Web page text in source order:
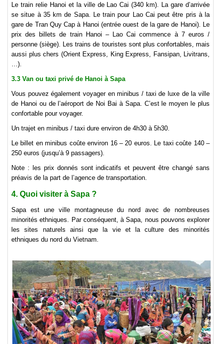
Le train relie Hanoi et la ville de Lao Cai (340 km). La gare d’arrivée
se situe à 35 km de Sapa. Le train pour Lao Cai peut être pris à la
gare de Tran Quy Cap à Hanoi (entrée ouest de la gare de Hanoi). Le
prix des billets de train Hanoi – Lao Cai commence à 7 euros /
personne (siège). Les trains de touristes sont plus confortables, mais
aussi plus chers (Orient Express, King Express, Fansipan, Livitrans,
…).
3.3 Van ou taxi privé de Hanoi à Sapa
Vous pouvez également voyager en minibus / taxi de luxe de la ville
de Hanoi ou de l’aéroport de Noi Bai à Sapa. C’est le moyen le plus
confortable pour voyager.
Un trajet en minibus / taxi dure environ de 4h30 à 5h30.
Le billet en minibus coûte environ 16 – 20 euros. Le taxi coûte 140 –
250 euros (jusqu’à 9 passagers).
Note : les prix donnés sont indicatifs et peuvent être changé sans
préavis de la part de l’agence de transportation.
4. Quoi visiter à Sapa ?
Sapa est une ville montagneuse du nord avec de nombreuses
minorités ethniques. Par conséquent, à Sapa, nous pouvons explorer
les sites naturels ainsi que la vie et la culture des minorités
ethniques du nord du Vietnam.